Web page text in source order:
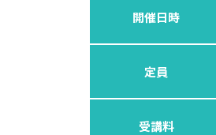
開催日時
定員
受講料